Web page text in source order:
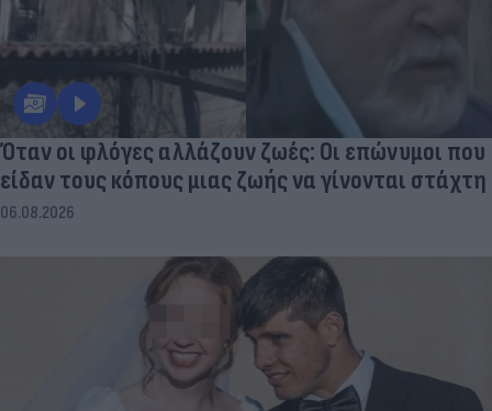
Όταν οι φλόγες αλλάζουν ζωές: Οι επώνυμοι που
είδαν τους κόπους μιας ζωής να γίνονται στάχτη
06.08.2026